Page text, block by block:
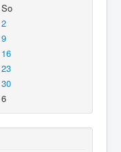
So
2
9
16
23
30
6